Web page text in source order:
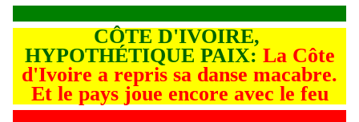
CÔTE D'IVOIRE,
HYPOTHÉTIQUE PAIX: La Côte
d'Ivoire a repris sa danse macabre.
Et le pays joue encore avec le feu